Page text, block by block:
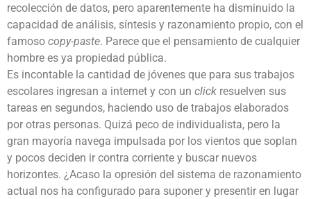
recolección de datos, pero aparentemente ha disminuido la
capacidad de análisis, síntesis y razonamiento propio, con el
famoso copy-paste. Parece que el pensamiento de cualquier
hombre es ya propiedad pública.
Es incontable la cantidad de jóvenes que para sus trabajos
escolares ingresan a internet y con un click resuelven sus
tareas en segundos, haciendo uso de trabajos elaborados
por otras personas. Quizá peco de individualista, pero la
gran mayoría navega impulsada por los vientos que soplan
y pocos deciden ir contra corriente y buscar nuevos
horizontes. ¿Acaso la opresión del sistema de razonamiento
actual nos ha configurado para suponer y presentir en lugar